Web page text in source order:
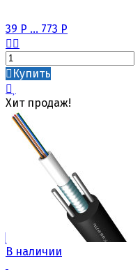
39 Р ... 773 Р
Купить
Хит продаж!
В наличии